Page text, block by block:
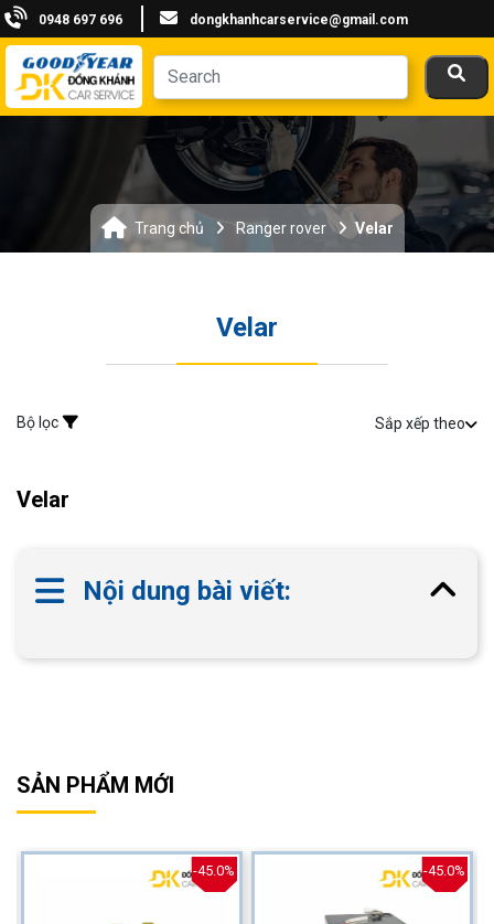
0948 697 696 dongkhanhcarservice@gmail.com
Trang chủ Ranger rover Velar
Velar
Bộ lọc Sắp xếp theo
Velar
Nội dung bài viết:
SẢN PHẨM MỚI
-45.0% -45.0%